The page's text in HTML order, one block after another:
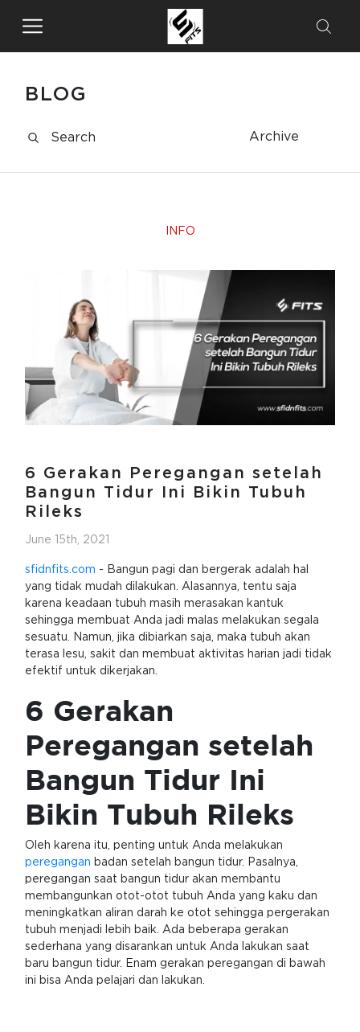
BLOG
Archive
INFO
6 Gerakan Peregangan setelah
Bangun Tidur Ini Bikin Tubuh
Rileks
June 15th, 2021
sfidnfits.com - Bangun pagi dan bergerak adalah hal
yang tidak mudah dilakukan. Alasannya, tentu saja
karena keadaan tubuh masih merasakan kantuk
sehingga membuat Anda jadi malas melakukan segala
sesuatu. Namun, jika dibiarkan saja, maka tubuh akan
terasa lesu, sakit dan membuat aktivitas harian jadi tidak
efektif untuk dikerjakan.
6 Gerakan
Peregangan setelah
Bangun Tidur Ini
Bikin Tubuh Rileks
Oleh karena itu, penting untuk Anda melakukan
peregangan badan setelah bangun tidur. Pasalnya,
peregangan saat bangun tidur akan membantu
membangunkan otot-otot tubuh Anda yang kaku dan
meningkatkan aliran darah ke otot sehingga pergerakan
tubuh menjadi lebih baik. Ada beberapa gerakan
sederhana yang disarankan untuk Anda lakukan saat
baru bangun tidur. Enam gerakan peregangan di bawah
ini bisa Anda pelajari dan lakukan.